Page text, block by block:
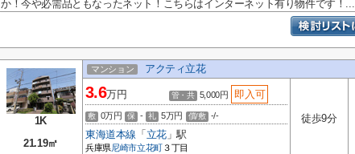
か！今や必需品ともなったネット！こちらはインターネット有り物件です！...
1K
21.19㎡
マンション アクティ立花
3.6万円 管・共 5,000円 即入可
敷 0万円 保 - 礼 5万円 償/敷 -/-
東海道本線 「 立花」駅
兵庫県尼崎市立花町 ３丁目
徒歩9分